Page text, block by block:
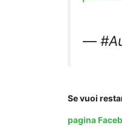
—
Se vuoi
pagina